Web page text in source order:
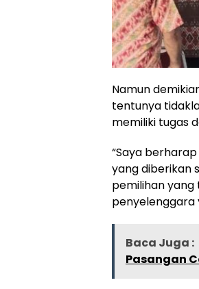
Namun
tentunya
memiliki tugas
“Saya
yang diberikan
pemilihan
penyelenggara
Baca Juga :
Pasangan